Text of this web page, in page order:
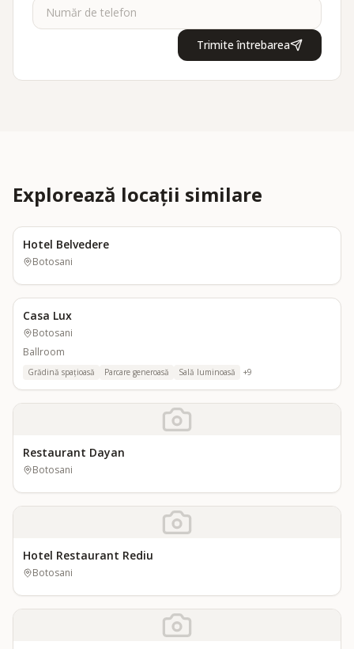
Trimite întrebarea
Explorează locații similare
Hotel Belvedere
Botosani
Casa Lux
Botosani
Ballroom
Grădină spațioasă Parcare generoasă Sală luminoasă +9
Restaurant Dayan
Botosani
Hotel Restaurant Rediu
Botosani